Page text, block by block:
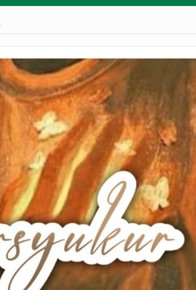
UANG HARAM BISA MENJADI HALAL JIKA
CINTA KARENA ALLAH HUKUM
SENDIRI